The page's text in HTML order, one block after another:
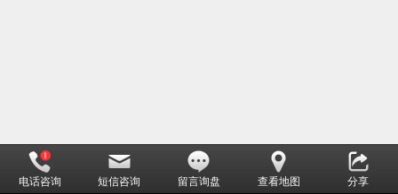
电话咨询 短信咨询 留言询盘 查看地图 分享